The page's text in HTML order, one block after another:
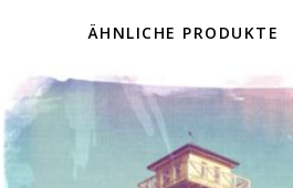
ÄHNLICHE PRODUKTE